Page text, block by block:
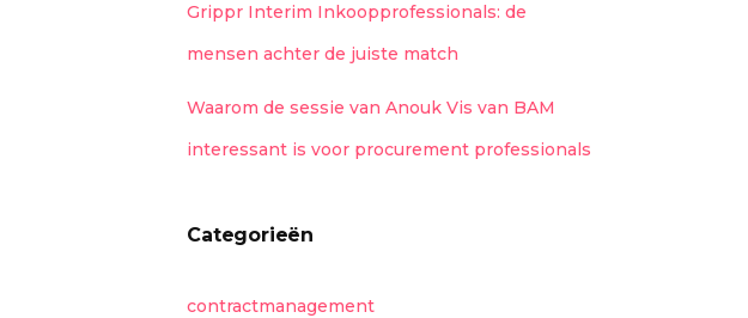
Grippr Interim Inkoopprofessionals: de
mensen achter de juiste match
Waarom de sessie van Anouk Vis van BAM
interessant is voor procurement professionals
Categorieën
contractmanagement